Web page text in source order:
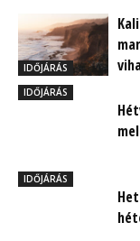
IDŐJÁRÁS
IDŐJÁRÁS
IDŐJÁRÁS